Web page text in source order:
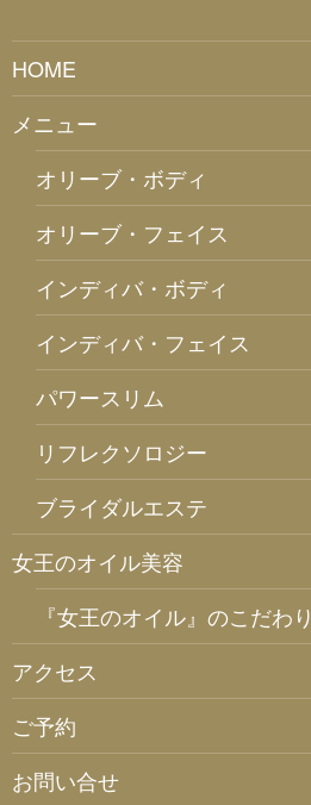
HOME
メニュー
オリーブ・ボディ
オリーブ・フェイス
インディバ・ボディ
インディバ・フェイス
パワースリム
リフレクソロジー
ブライダルエステ
女王のオイル美容
『女王のオイル』のこだわり
アクセス
ご予約
お問い合せ